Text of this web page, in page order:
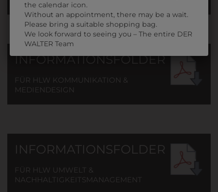
INFORMATIONSFOLDER
FÜR HLW KOMMUNIKATION &
MEDIENDESIGN
INFORMATIONSFOLDER
FÜR HLW UMWELT &
NACHHALTIGKEITSMANAGEMENT
the calendar icon.
Without an appointment, there may be a wait.
Please bring a suitable shopping bag.
We look forward to seeing you – The entire DER
WALTER Team